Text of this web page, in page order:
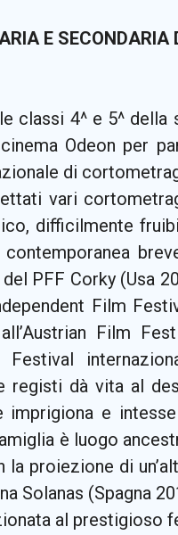
E SECONDARIA
classi 4^ e 5^
Odeon per
di
vari
difficilmente
contemporanea
PFF Corky (Usa
Film
all’Austrian Film
Festival
registi dà vita al
imprigiona e
è luogo
la proiezione di
Solanas (Spagna
al prestigioso